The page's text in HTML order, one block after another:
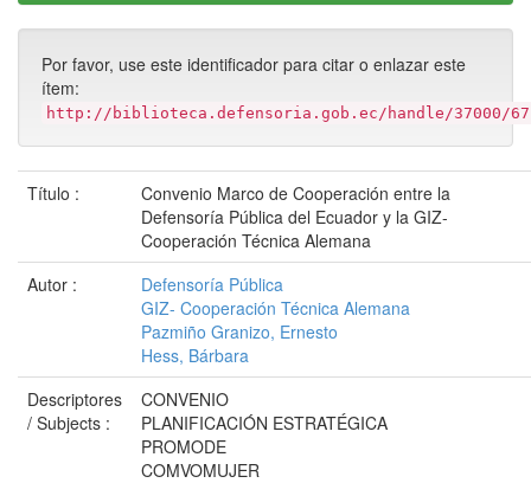
Por favor, use este identificador para citar o enlazar este
ítem:
http://biblioteca.defensoria.gob.ec/handle/37000/67
Título :
Convenio Marco de Cooperación entre la
Defensoría Pública del Ecuador y la GIZ-
Cooperación Técnica Alemana
Autor :
Defensoría Pública
GIZ- Cooperación Técnica Alemana
Pazmiño Granizo, Ernesto
Hess, Bárbara
Descriptores
/ Subjects :
CONVENIO
PLANIFICACIÓN ESTRATÉGICA
PROMODE
COMVOMUJER